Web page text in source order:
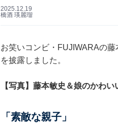
2025.12.19
橋酒 瑛麗瑠
お笑いコンビ・FUJIWARAの
を披露しました。
【写真】藤本敏史＆娘のかわい
「素敵な親子」